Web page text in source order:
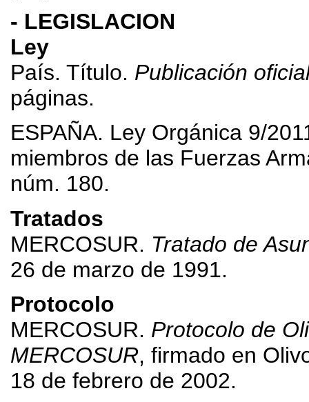
- LEGISLACION
Ley
País. Título. Publicación
páginas.
ESPAÑA. Ley Orgánica 9/
miembros de las Fuerzas
núm. 180.
Tratados
MERCOSUR. Tratado de
26 de marzo de 1991.
Protocolo
MERCOSUR. Protocolo de
MERCOSUR, firmado en
18 de febrero de 2002.